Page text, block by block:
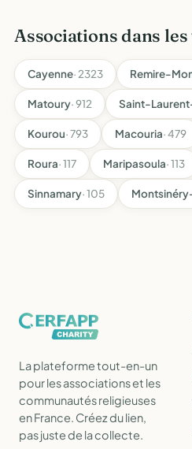
Associations dans
Cayenne· 2323 Remire-
Matoury· 912 Saint-
Kourou· 793 Macouria· 479
Roura· 117 Maripasoula· 113
Sinnamary· 105
La plateforme tout-en-un
pour les associations et les
communautés religieuses
en France. Créez du lien,
pas juste de la collecte.